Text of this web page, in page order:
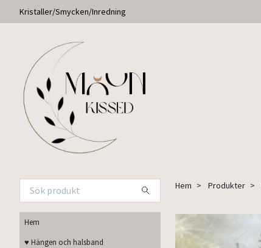
Kristaller/Smycken/Inredning
Hem
♥ Hängen och halsband
Hem Produkter